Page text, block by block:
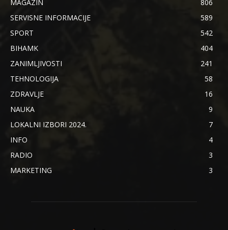
MAGAZIN
806
SERVISNE INFORMACIJE
589
SPORT
542
BIHAMK
404
ZANIMLJIVOSTI
241
TEHNOLOGIJA
58
ZDRAVLJE
16
NAUKA
9
LOKALNI IZBORI 2024.
7
INFO
4
RADIO
3
MARKETING
3